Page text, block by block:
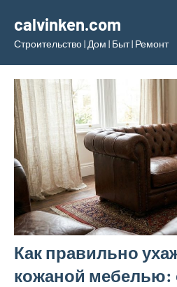
содержимому
calvinken.com
Строительство | Дом | Быт | Ремонт
Как правильно
кожаной мебелью: